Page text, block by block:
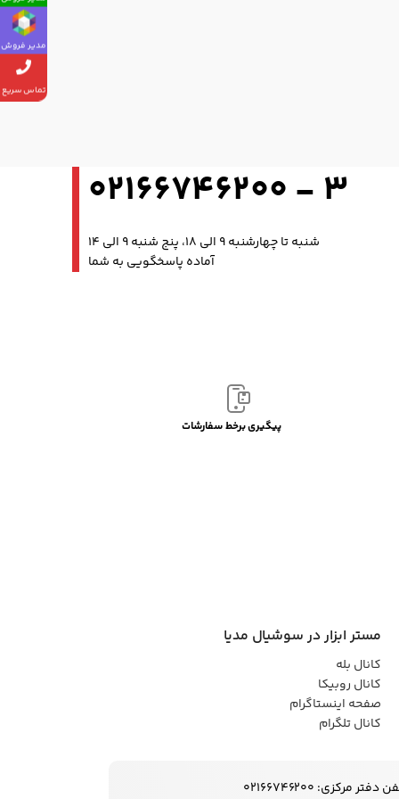
3 - 02166746200
شنبه تا چهارشنبه 9 الی 18، پنج شنبه 9 الی 14
آماده پاسخگویی به شما
پیگیری برخط سفارشات
مستر ابزار در سوشیال مدیا
کانال بله
کانال روبیکا
صفحه اینستاگرام
کانال تلگرام
دفتر مرکزی: 02166746200
مدیر فروش
تماس سریع